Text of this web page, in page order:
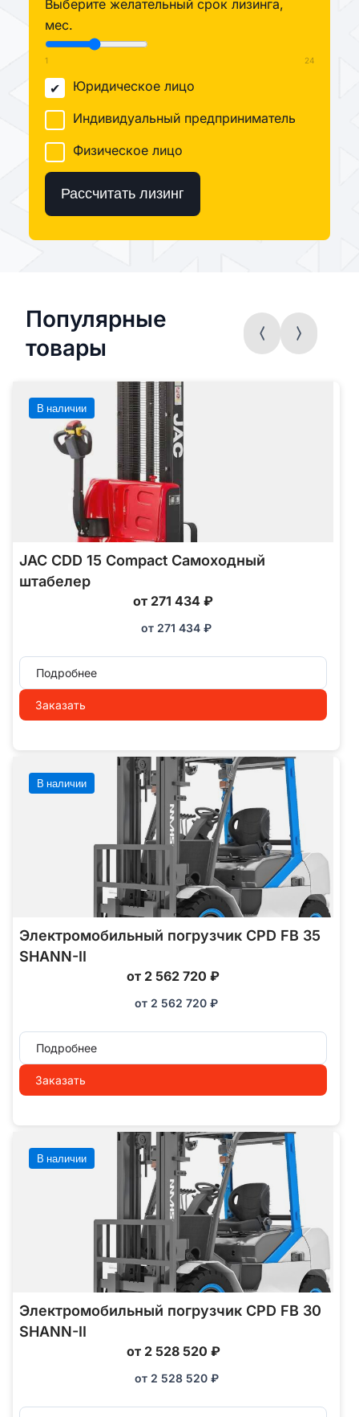
Выберите желательный срок лизинга,
мес.
1 24
Юридическое лицо
Индивидуальный предприниматель
Физическое лицо
Рассчитать лизинг
Популярные
товары
В наличии
JAC CDD 15 Compact Самоходный
штабелер
от 271 434 ₽
от 271 434 ₽
Подробнее
Заказать
В наличии
Электромобильный погрузчик CPD FB 35
SHANN-II
от 2 562 720 ₽
от 2 562 720 ₽
Подробнее
Заказать
В наличии
Электромобильный погрузчик CPD FB 30
SHANN-II
от 2 528 520 ₽
от 2 528 520 ₽